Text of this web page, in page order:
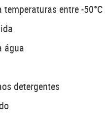
temperaturas entre -50°C
água
detergentes